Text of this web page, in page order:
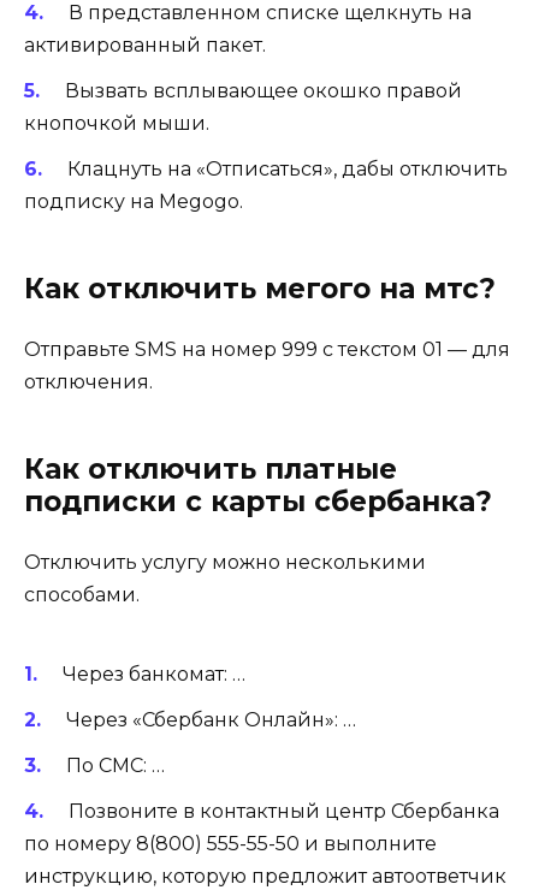
В представленном списке щелкнуть на
активированный пакет.
Вызвать всплывающее окошко правой
кнопочкой мыши.
Клацнуть на «Отписаться», дабы отключить
подписку на Megogo.
Как отключить мегого на мтс?
Отправьте SMS на номер 999 с текстом 01 — для
отключения.
Как отключить платные
подписки с карты сбербанка?
Отключить услугу можно несколькими
способами.
Через банкомат: …
Через «Сбербанк Онлайн»: …
По СМС: …
Позвоните в контактный центр Сбербанка
по номеру 8(800) 555-55-50 и выполните
инструкцию, которую предложит автоответчик